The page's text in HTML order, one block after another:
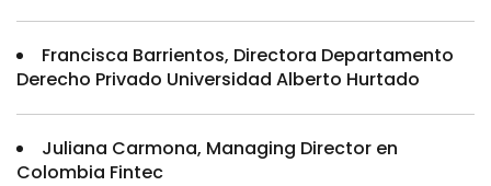
Francisca Barrientos, Directora Departamento
Derecho Privado Universidad Alberto Hurtado
Juliana Carmona, Managing Director en
Colombia Fintec